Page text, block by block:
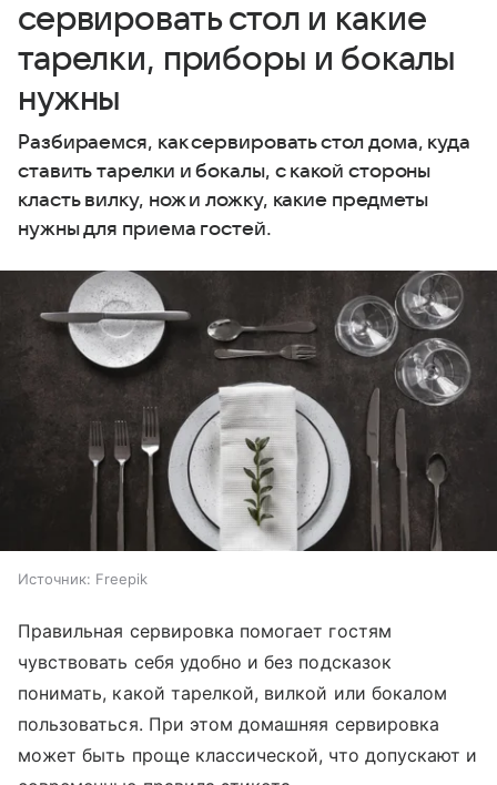
сервировать стол и какие
тарелки, приборы и бокалы
нужны
Разбираемся, как сервировать стол дома, куда
ставить тарелки и бокалы, с какой стороны
класть вилку, нож и ложку, какие предметы
нужны для приема гостей.
Источник: Freepik
Правильная сервировка помогает гостям
чувствовать себя удобно и без подсказок
понимать, какой тарелкой, вилкой или бокалом
пользоваться. При этом домашняя сервировка
может быть проще классической, что допускают и